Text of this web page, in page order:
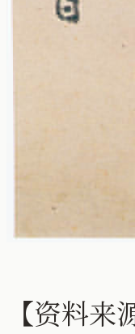
【资料